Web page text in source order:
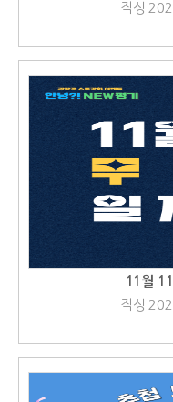
작성
11월
작성